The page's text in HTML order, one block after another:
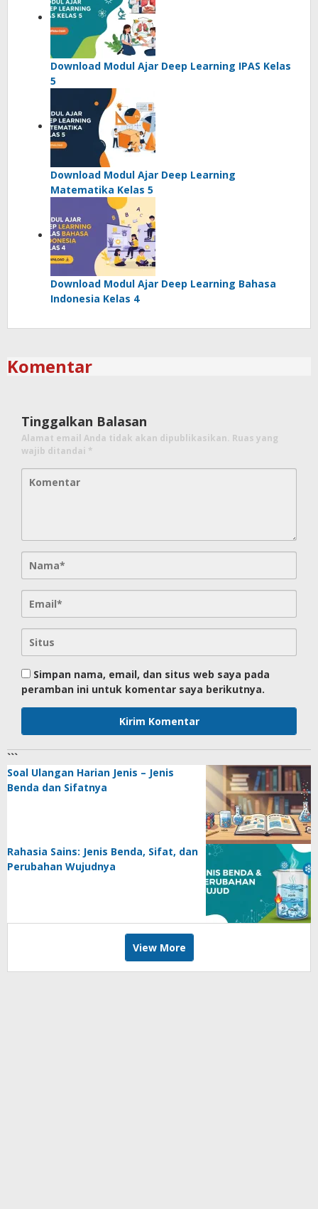
Download Modul Ajar Deep Learning IPAS Kelas
5
Download Modul Ajar Deep Learning
Matematika Kelas 5
Download Modul Ajar Deep Learning Bahasa
Indonesia Kelas 4
Komentar
Tinggalkan Balasan
Alamat email Anda tidak akan dipublikasikan. Ruas yang
wajib ditandai *
Simpan nama, email, dan situs web saya pada
peramban ini untuk komentar saya berikutnya.
```
Soal Ulangan Harian Jenis – Jenis
Benda dan Sifatnya
Rahasia Sains: Jenis Benda, Sifat, dan
Perubahan Wujudnya
View More